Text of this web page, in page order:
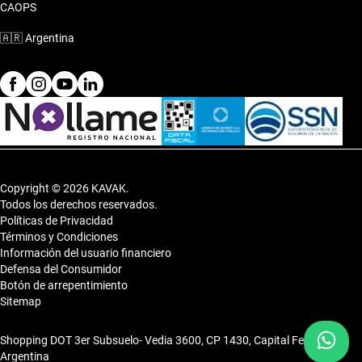
CAOPS
🇦🇷Argentina
Copyright © 2026 KAVAK.
Todos los derechos reservados.
Políticas de Privacidad
Términos y Condiciones
Información del usuario financiero
Defensa del Consumidor
Botón de arrepentimiento
Sitemap
Shopping DOT 3er Subsuelo- Vedia 3600, CP 1430, Capital Federal,
Argentina